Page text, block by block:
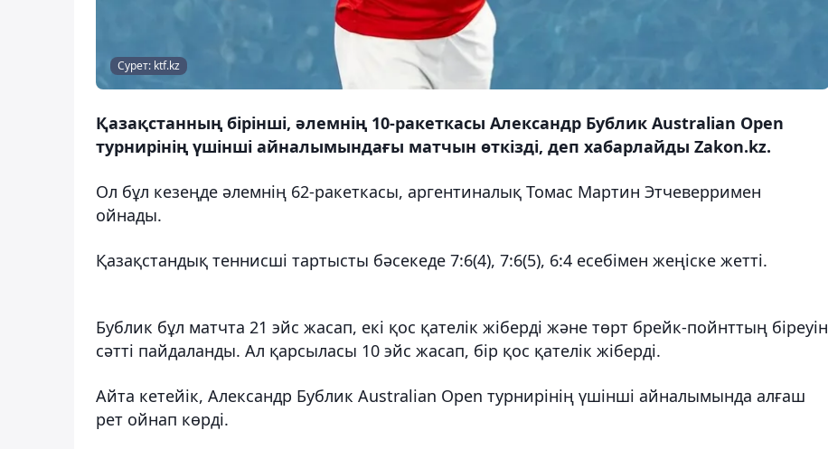
Сурет: ktf.kz
Қазақстанның бірінші, әлемнің 10-ракеткасы Александр Бублик Australian Open
турнирінің үшінші айналымындағы матчын өткізді, деп хабарлайды Zakon.kz.
Ол бұл кезеңде әлемнің 62-ракеткасы, аргентиналық Томас Мартин Этчеверримен
ойнады.
Қазақстандық теннисші тартысты бәсекеде 7:6(4), 7:6(5), 6:4 есебімен жеңіске жетті.
Бублик бұл матчта 21 эйс жасап, екі қос қателік жіберді және төрт брейк-пойнттың біреуін
сәтті пайдаланды. Ал қарсыласы 10 эйс жасап, бір қос қателік жіберді.
Айта кетейік, Александр Бублик Australian Open турнирінің үшінші айналымында алғаш
рет ойнап көрді.